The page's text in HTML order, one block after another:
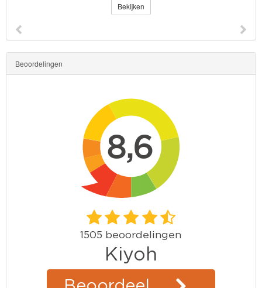
Bekijken
Beoordelingen